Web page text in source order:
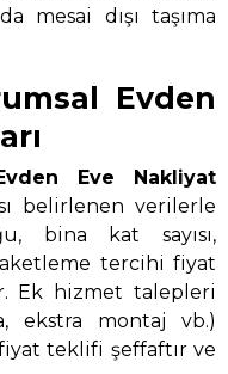
mesai dışı taşıma
Evden
Eve Nakliyat
belirlenen verilerle
bina kat sayısı,
tercihi fiyat
Ek hizmet talepleri
ekstra montaj vb.)
teklifi şeffaftır ve